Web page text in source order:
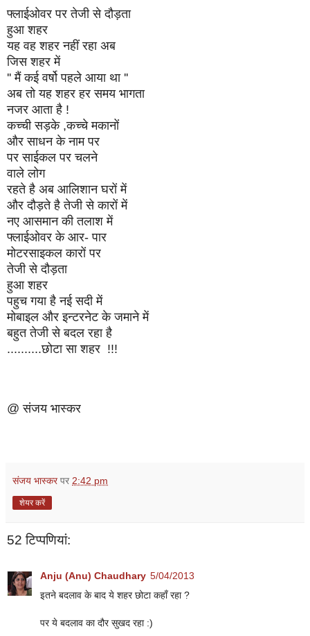
फ्लाईओवर पर तेजी से दौड़ता
हुआ शहर
यह वह शहर नहीं रहा अब
जिस शहर में
'' मैं कई वर्षो पहले आया था ''
अब तो यह शहर हर समय भागता
नजर आता है !
कच्ची सड़के ,कच्चे मकानों
और साधन के नाम पर
पर साईकल पर चलने
वाले लोग
रहते है अब आलिशान घरों में
और दौड़ते है तेजी से कारों में
नए आसमान की तलाश में
फ्लाईओवर के आर- पार
मोटरसाइकल कारों पर
तेजी से दौड़ता
हुआ शहर
पहुच गया है नई सदी में
मोबाइल और इन्टरनेट के जमाने में
बहुत तेजी से बदल रहा है
..........छोटा सा शहर !!!
@ संजय भास्कर
संजय भास्‍करपर 2:42 pm
शेयर करें
52 टिप्‍पणियां:
Anju (Anu) Chaudhary 5/04/2013
इतने बदलाव के बाद ये शहर छोटा कहाँ रहा ?
पर ये बदलाव का दौर सुखद रहा :)